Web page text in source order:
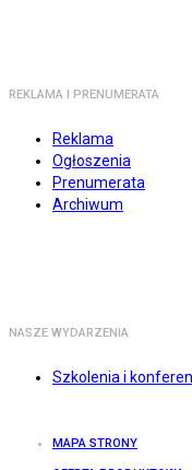
REKLAMA I PRENUMERATA
Reklama
Ogłoszenia
Prenumerata
Archiwum
NASZE WYDARZENIA
Szkolenia i
MAPA STRONY